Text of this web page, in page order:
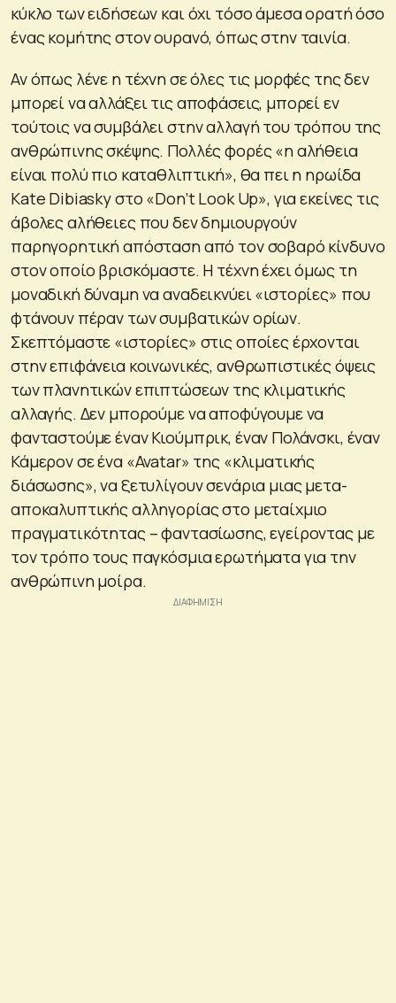
κύκλο των ειδήσεων και όχι τόσο άμεσα ορατή όσο
ένας κομήτης στον ουρανό, όπως στην ταινία.
Αν όπως λένε η τέχνη σε όλες τις μορφές της δεν
μπορεί να αλλάξει τις αποφάσεις, μπορεί εν
τούτοις να συμβάλει στην αλλαγή του τρόπου της
ανθρώπινης σκέψης. Πολλές φορές «η αλήθεια
είναι πολύ πιο καταθλιπτική», θα πει η ηρωίδα
Kate Dibiasky στο «Don’t Look Up», για εκείνες τις
άβολες αλήθειες που δεν δημιουργούν
παρηγορητική απόσταση από τον σοβαρό κίνδυνο
στον οποίο βρισκόμαστε. Η τέχνη έχει όμως τη
μοναδική δύναμη να αναδεικνύει «ιστορίες» που
φτάνουν πέραν των συμβατικών ορίων.
Σκεπτόμαστε «ιστορίες» στις οποίες έρχονται
στην επιφάνεια κοινωνικές, ανθρωπιστικές όψεις
των πλανητικών επιπτώσεων της κλιματικής
αλλαγής. Δεν μπορούμε να αποφύγουμε να
φανταστούμε έναν Κιούμπρικ, έναν Πολάνσκι, έναν
Κάμερον σε ένα «Avatar» της «κλιματικής
διάσωσης», να ξετυλίγουν σενάρια μιας μετα-
αποκαλυπτικής αλληγορίας στο μεταίχμιο
πραγματικότητας – φαντασίωσης, εγείροντας με
τον τρόπο τους παγκόσμια ερωτήματα για την
ανθρώπινη μοίρα.